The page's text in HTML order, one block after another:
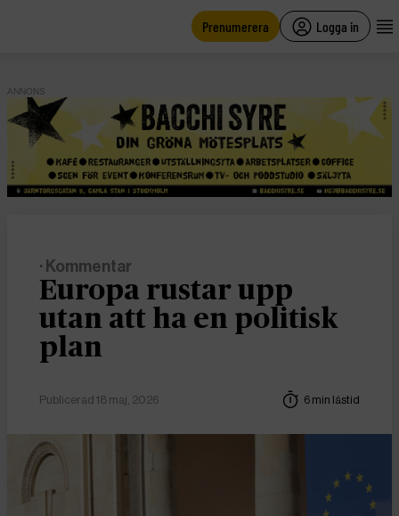
Prenumerera Logga in
ANNONS
· Kommentar
Europa rustar upp
utan att ha en politisk
plan
Publicerad 18 maj, 2026 6 min lästid